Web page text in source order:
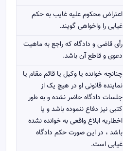
اعتراض محکوم علیه غایب به حکم
غیابی را واخواهی گویند.
رأی قاضی و دادگاه که راجع به ماهیت
دعوی و قاطع آن باشد.
چنانچه خوانده یا وکیل یا قائم مقام یا
نماینده قانونی او در هیچ یک از
جلسات دادگاه حاضر نشده و به طور
کتبی نیز دفاع ننموده باشد و یا
اخطاریه ابلاغ واقعی به خوانده نشده
باشد ، در این صورت حکم دادگاه
غیابی است.